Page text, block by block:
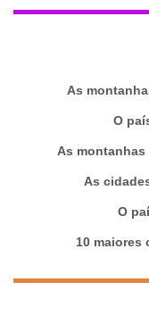
As
O
As
As
O
10 maiores